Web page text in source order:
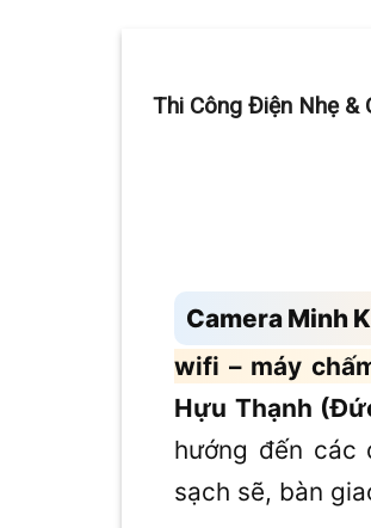
Thi Công Điện Nhẹ &
Camera Minh
wifi – máy
Hựu Thạnh
hướng đến các
sạch sẽ, bàn